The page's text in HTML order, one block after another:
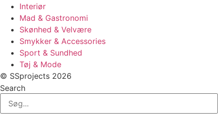
Interiør
Mad & Gastronomi
Skønhed & Velvære
Smykker & Accessories
Sport & Sundhed
Tøj & Mode
© SSprojects 2026
Search